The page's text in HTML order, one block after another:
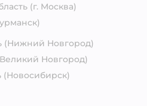
(г. Москва)
(Нижний Новгород)
Новгород)
(Новосибирск)